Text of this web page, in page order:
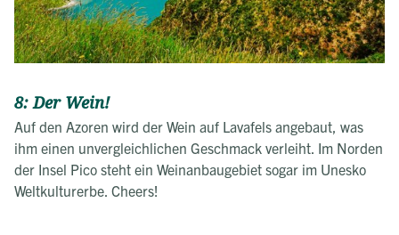
8: Der Wein!
Auf den Azoren wird der Wein auf Lavafels angebaut, was
ihm einen unvergleichlichen Geschmack verleiht. Im Norden
der Insel Pico steht ein Weinanbaugebiet sogar im Unesko
Weltkulturerbe. Cheers!